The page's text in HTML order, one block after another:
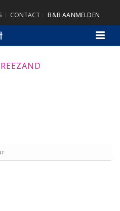
CONTACT B&B AANMELDEN